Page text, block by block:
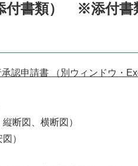
付書類） ※添付書
認申請書 （別ウィンドウ・
断図、横断図）
）